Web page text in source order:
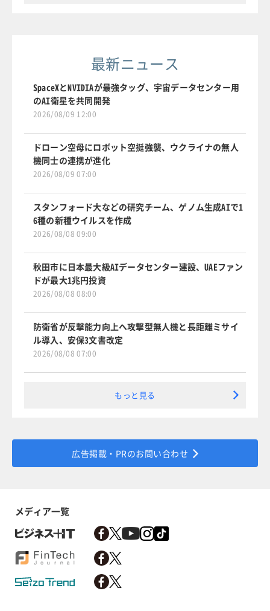
最新ニュース
SpaceXとNVIDIAが最強タッグ、宇宙データセンター用
のAI衛星を共同開発
2026/08/09 12:00
ドローン空母にロボット空挺強襲、ウクライナの無人
機同士の連携が進化
2026/08/09 07:00
スタンフォード大などの研究チーム、ゲノム生成AIで1
6種の新種ウイルスを作成
2026/08/08 09:00
秋田市に日本最大級AIデータセンター建設、UAEファン
ドが最大1兆円投資
2026/08/08 08:00
防衛省が反撃能力向上へ攻撃型無人機と長距離ミサイ
ル導入、安保3文書改定
2026/08/08 07:00
もっと見る
広告掲載・PRのお問い合わせ
メディア一覧